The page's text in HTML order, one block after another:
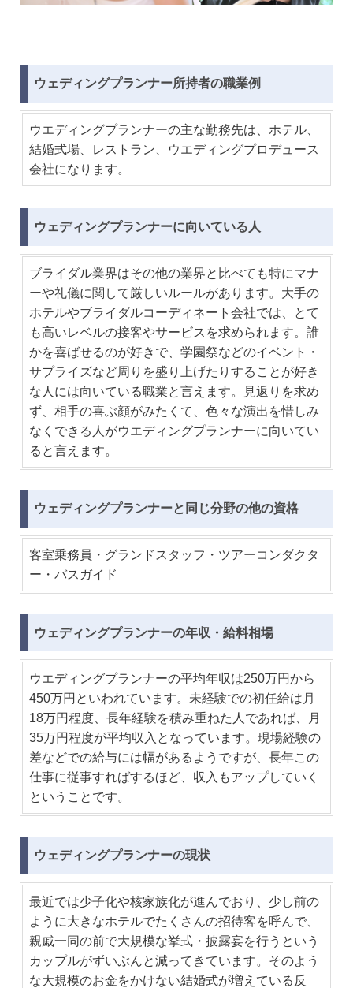
ウェディングプランナー所持者の職業例
ウエディングプランナーの主な勤務先は、ホテル、
結婚式場、レストラン、ウエディングプロデュース
会社になります。
ウェディングプランナーに向いている人
ブライダル業界はその他の業界と比べても特にマナ
ーや礼儀に関して厳しいルールがあります。大手の
ホテルやブライダルコーディネート会社では、とて
も高いレベルの接客やサービスを求められます。誰
かを喜ばせるのが好きで、学園祭などのイベント・
サプライズなど周りを盛り上げたりすることが好き
な人には向いている職業と言えます。見返りを求め
ず、相手の喜ぶ顔がみたくて、色々な演出を惜しみ
なくできる人がウエディングプランナーに向いてい
ると言えます。
ウェディングプランナーと同じ分野の他の資格
客室乗務員・グランドスタッフ・ツアーコンダクタ
ー・バスガイド
ウェディングプランナーの年収・給料相場
ウエディングプランナーの平均年収は250万円から
450万円といわれています。未経験での初任給は月
18万円程度、長年経験を積み重ねた人であれば、月
35万円程度が平均収入となっています。現場経験の
差などでの給与には幅があるようですが、長年この
仕事に従事すればするほど、収入もアップしていく
ということです。
ウェディングプランナーの現状
最近では少子化や核家族化が進んでおり、少し前の
ように大きなホテルでたくさんの招待客を呼んで、
親戚一同の前で大規模な挙式・披露宴を行うという
カップルがずいぶんと減ってきています。そのよう
な大規模のお金をかけない結婚式が増えている反